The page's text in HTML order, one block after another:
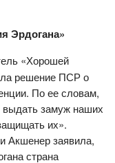
Эрдогана»
«Хорошей
решение ПСР о
По ее словам,
выдать замуж наших
их».
Акшенер заявила,
страна